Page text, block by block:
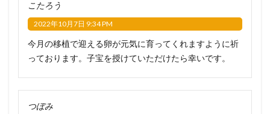
こたろう
2022年10月7日 9:34 PM
今月の移植で迎える卵が元気に育ってくれますように祈
っております。子宝を授けていただけたら幸いです。
つぼみ